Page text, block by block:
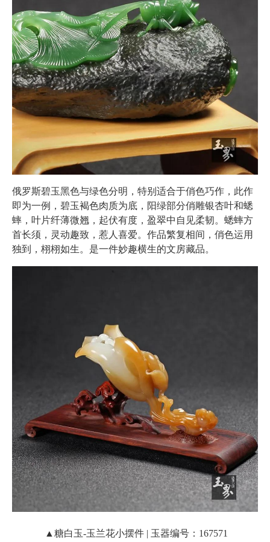
俄罗斯碧玉黑色与绿色分明，特别适合于俏色巧作，此作
即为一例，碧玉褐色肉质为底，阳绿部分俏雕银杏叶和蟋
蟀，叶片纤薄微翘，起伏有度，盈翠中自见柔韧。蟋蟀方
首长须，灵动趣致，惹人喜爱。作品繁复相间，俏色运用
独到，栩栩如生。是一件妙趣横生的文房藏品。
▲糖白玉-玉兰花小摆件 | 玉器编号：167571